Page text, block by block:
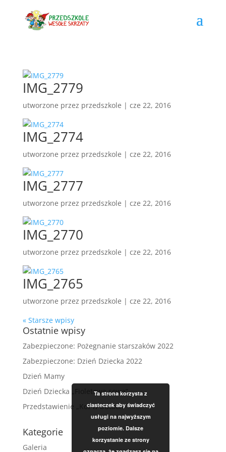
IMG_2779
utworzone przez przedszkole | cze 22, 2016
IMG_2774
utworzone przez przedszkole | cze 22, 2016
IMG_2777
utworzone przez przedszkole | cze 22, 2016
IMG_2770
utworzone przez przedszkole | cze 22, 2016
IMG_2765
utworzone przez przedszkole | cze 22, 2016
« Starsze wpisy
Ostatnie wpisy
Zabezpieczone: Pożegnanie starszaków 2022
Zabezpieczone: Dzień Dziecka 2022
Dzień Mamy
Dzień Dziecka „Fioletowa sowa”
Przedstawienie „Kot w butach”
Kategorie
Galeria
Ta strona korzysta z
ciasteczek aby świadczyć
usługi na najwyższym
poziomie. Dalsze
korzystanie ze strony